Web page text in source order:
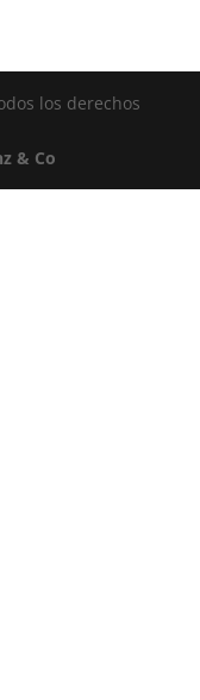
los derechos
& Co